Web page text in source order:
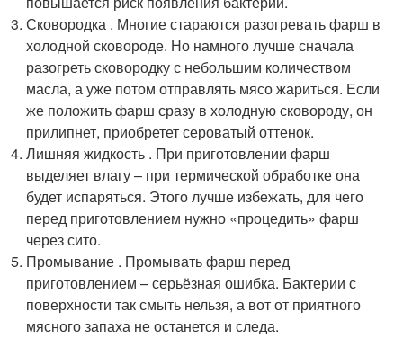
Сковородка . Многие стараются разогревать фарш в
холодной сковороде. Но намного лучше сначала
разогреть сковородку с небольшим количеством
масла, а уже потом отправлять мясо жариться. Если
же положить фарш сразу в холодную сковороду, он
прилипнет, приобретет сероватый оттенок.
Лишняя жидкость . При приготовлении фарш
выделяет влагу – при термической обработке она
будет испаряться. Этого лучше избежать, для чего
перед приготовлением нужно «процедить» фарш
через сито.
Промывание . Промывать фарш перед
приготовлением – серьёзная ошибка. Бактерии с
поверхности так смыть нельзя, а вот от приятного
мясного запаха не останется и следа.